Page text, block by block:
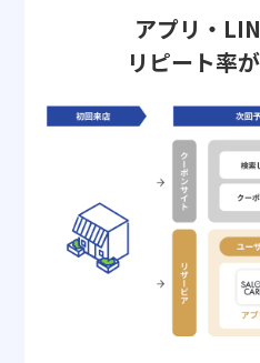
アプリ・
リピート率